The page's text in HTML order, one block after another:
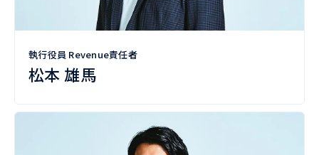
執行役員 Revenue責任者
松本 雄馬